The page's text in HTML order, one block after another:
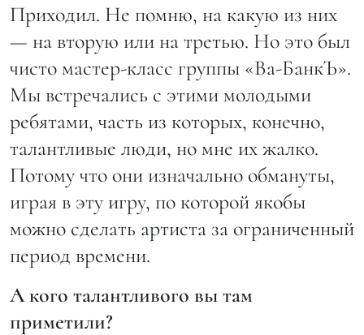
Приходил. Не помню, на какую из них
— на вторую или на третью. Но это был
чисто мастер-класс группы «Ва-БанкЪ».
Мы встречались с этими молодыми
ребятами, часть из которых, конечно,
талантливые люди, но мне их жалко.
Потому что они изначально обмануты,
играя в эту игру, по которой якобы
можно сделать артиста за ограниченный
период времени.
А кого талантливого вы там
приметили?